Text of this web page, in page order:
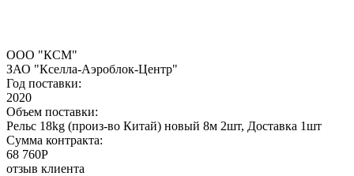
ООО "КСМ"
ЗАО "Кселла-Аэроблок-Центр"
Год поставки:
2020
Объем поставки:
Рельс 18kg (произ-во Китай) новый 8м 2шт, Доставка 1шт
Сумма контракта:
68 760P
отзыв клиента